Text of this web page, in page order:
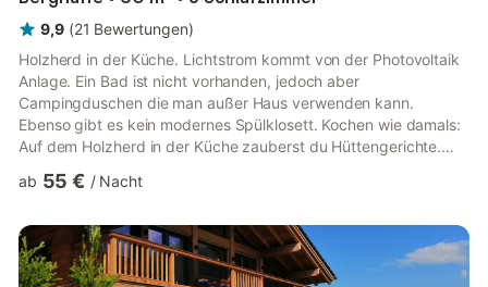
9,9 (21 Bewertungen)
Holzherd in der Küche. Lichtstrom kommt von der Photovoltaik
Anlage. Ein Bad ist nicht vorhanden, jedoch aber
Campingduschen die man außer Haus verwenden kann.
Ebenso gibt es kein modernes Spülklosett. Kochen wie damals:
Auf dem Holzherd in der Küche zauberst du Hüttengerichte.
Solarstrom: Dank der PV-Anlage sitzt du abends nicht im
wirst du hier nicht finden. Dafür gibt es ein uriges Hütten-
Plumpsklo und praktische Campingduschen, mit denen das
Duschen unter freiem Himmel zum ec...
ab 55 € / Nacht